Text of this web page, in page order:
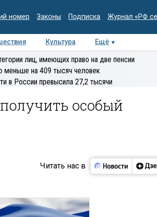
номер Законы Подписка Журнал «РФ
Культура
Ещё
Интервью Колумнисты
лиц, имеющих право на две пенсии
меньше на 409 тысяч человек
в России превысила 27,2 тысячи
особый
Читать нас в